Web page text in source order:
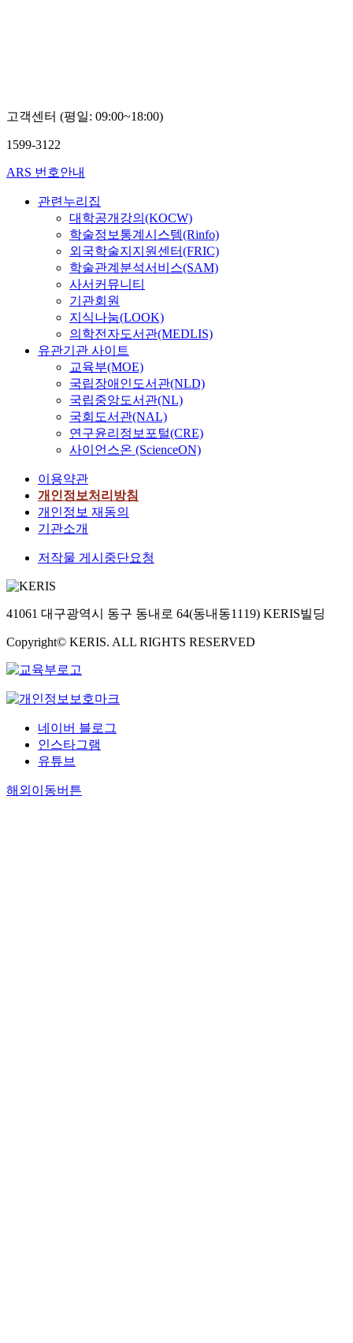
고객센터 (평일: 09:00~18:00)
1599-3122
ARS 번호안내
관련누리집
대학공개강의(KOCW)
학술정보통계시스템(Rinfo)
외국학술지지원센터(FRIC)
학술관계분석서비스(SAM)
사서커뮤니티
기관회원
지식나눔(LOOK)
의학전자도서관(MEDLIS)
유관기관 사이트
교육부(MOE)
국립장애인도서관(NLD)
국립중앙도서관(NL)
국회도서관(NAL)
연구윤리정보포털(CRE)
사이언스온 (ScienceON)
이용약관
개인정보처리방침
개인정보 재동의
기관소개
저작물 게시중단요청
41061 대구광역시 동구 동내로 64(동내동1119) KERIS빌딩
Copyright© KERIS. ALL RIGHTS RESERVED
네이버 블로그
인스타그램
유튜브
해외이동버튼